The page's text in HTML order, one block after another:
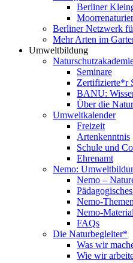
Berliner
Berliner Netzwerk
Mehr Arten im
Umweltbildung
Seminare
Zertifizierte*r
BANU:
Über die
Umweltkalender
Freizeit
Artenkenntnis
Schule und
Ehrenamt
Nemo:
Nemo –
Nemo-Themen
Nemo-
FAQs
Die Naturbegleiter*
Was wir
Wie wir